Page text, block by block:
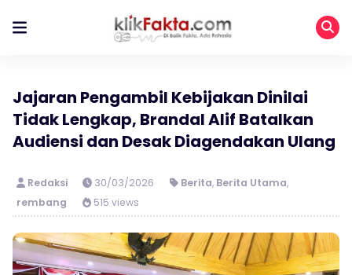
Jajaran Pengambil Kebijakan Dinilai
Tidak Lengkap, Brandal Alif Batalkan
Audiensi dan Desak Diagendakan Ulang
Redaksi 30/03/2026 Berita, Berita Utama,
rembang
515 views